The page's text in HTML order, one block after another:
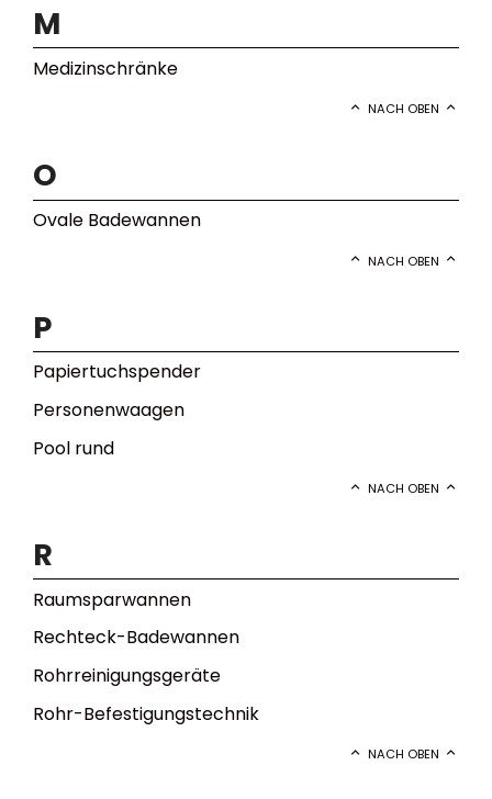
M
Medizinschränke
NACH OBEN
O
Ovale Badewannen
NACH OBEN
P
Papiertuchspender
Personenwaagen
Pool rund
NACH OBEN
R
Raumsparwannen
Rechteck-Badewannen
Rohrreinigungsgeräte
Rohr-Befestigungstechnik
NACH OBEN